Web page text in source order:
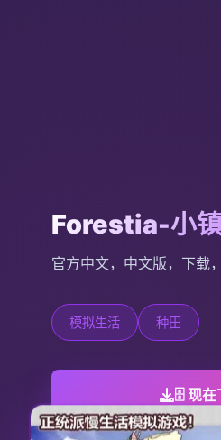
Forestia-小
官方中文，中文版，下载
模拟生活 种田
🗄️ 现在